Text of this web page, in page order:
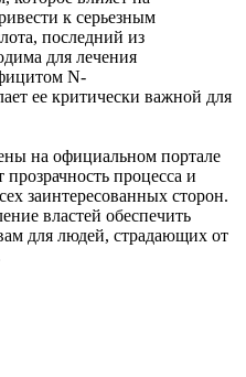
к серьезным
последний из
для лечения
N-
ее критически важной для
на официальном портале
процесса и
заинтересованных сторон.
властей обеспечить
для людей, страдающих от